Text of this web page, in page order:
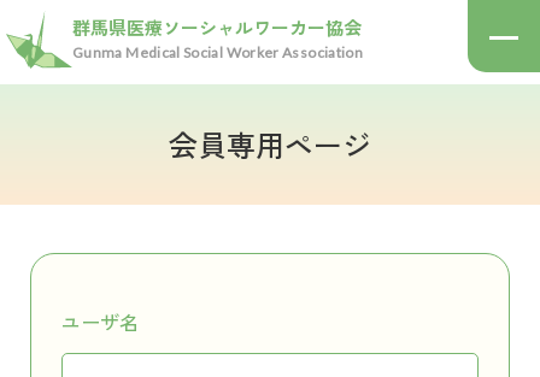
群馬県医療ソーシャルワーカー協会
Gunma Medical Social Worker Association
医療ソーシャルワーカーとは
医療ソーシャルワーカーとは？
どんな相談にのってくれるの？
ワーカー協会について
協会について
会員マップ
活動報告
会員専用ページ
ユーザ名